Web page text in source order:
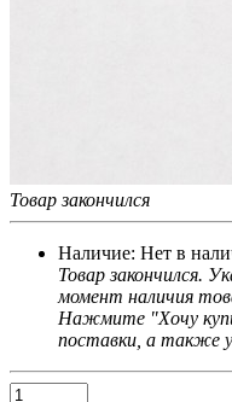
Товар закончился
Наличие: Нет в
Товар закончился.
момент наличия
Нажмите "Хочу
поставки, а также